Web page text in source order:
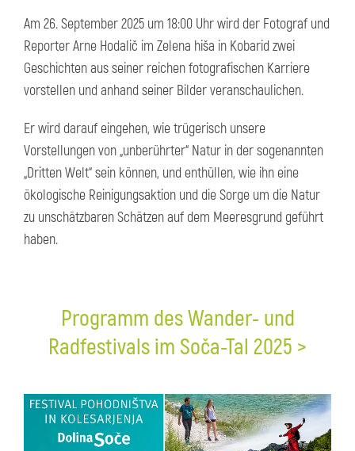
Am 26. September 2025 um 18:00 Uhr wird der Fotograf und
Reporter Arne Hodalič im Zelena hiša in Kobarid zwei
Geschichten aus seiner reichen fotografischen Karriere
vorstellen und anhand seiner Bilder veranschaulichen.
Er wird darauf eingehen, wie trügerisch unsere
Vorstellungen von „unberührter“ Natur in der sogenannten
„Dritten Welt“ sein können, und enthüllen, wie ihn eine
ökologische Reinigungsaktion und die Sorge um die Natur
zu unschätzbaren Schätzen auf dem Meeresgrund geführt
haben.
Programm des Wander- und
Radfestivals im Soča-Tal 2025 >